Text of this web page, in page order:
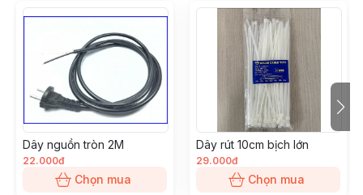
Dây nguồn tròn 2M
22.000đ
Chọn mua
Dây rút 10cm bịch lớn
29.000đ
Chọn mua